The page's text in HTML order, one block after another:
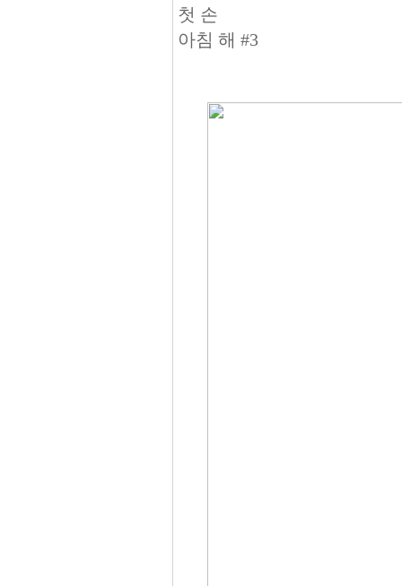
첫 손
아침 해 #3